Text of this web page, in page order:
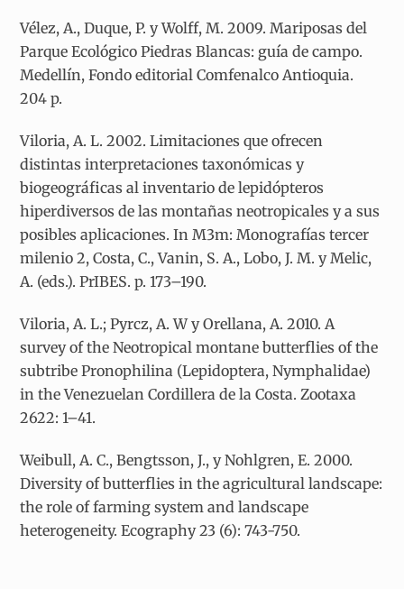
Vélez, A., Duque, P. y Wolff, M. 2009. Mariposas del
Parque Ecológico Piedras Blancas: guía de campo.
Medellín, Fondo editorial Comfenalco Antioquia.
204 p.
Viloria, A. L. 2002. Limitaciones que ofrecen
distintas interpretaciones taxonómicas y
biogeográficas al inventario de lepidópteros
hiperdiversos de las montañas neotropicales y a sus
posibles aplicaciones. In M3m: Monografías tercer
milenio 2, Costa, C., Vanin, S. A., Lobo, J. M. y Melic,
A. (eds.). PrIBES. p. 173–190.
Viloria, A. L.; Pyrcz, A. W y Orellana, A. 2010. A
survey of the Neotropical montane butterflies of the
subtribe Pronophilina (Lepidoptera, Nymphalidae)
in the Venezuelan Cordillera de la Costa. Zootaxa
2622: 1–41.
Weibull, A. C., Bengtsson, J., y Nohlgren, E. 2000.
Diversity of butterflies in the agricultural landscape:
the role of farming system and landscape
heterogeneity. Ecography 23 (6): 743-750.